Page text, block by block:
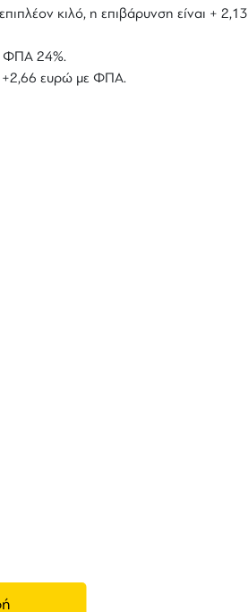
κιλό, η επιβάρυνση είναι + 2,13
ΦΠΑ 24%.
+2,66 ευρώ με ΦΠΑ.